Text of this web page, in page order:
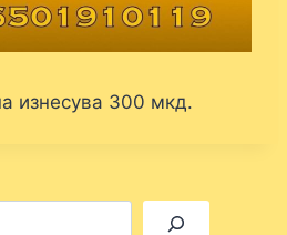
изнесува 300 мкд.